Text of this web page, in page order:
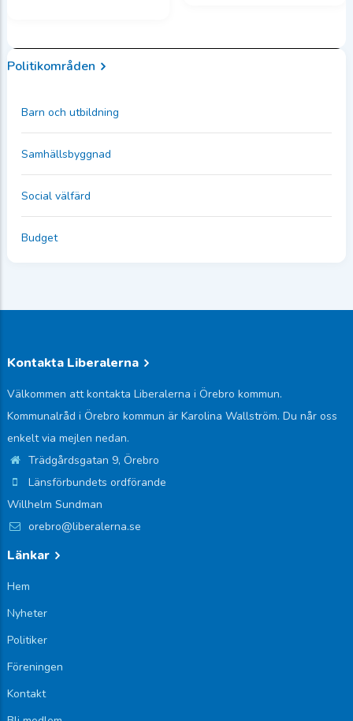
Politikområden
Barn och utbildning
Samhällsbyggnad
Social välfärd
Budget
Kontakta Liberalerna
Välkommen att kontakta Liberalerna i Örebro kommun.
Kommunalråd i Örebro kommun är Karolina Wallström. Du når oss
enkelt via mejlen nedan.
Trädgårdsgatan 9, Örebro
Länsförbundets ordförande
Willhelm Sundman
orebro@liberalerna.se
Länkar
Hem
Nyheter
Politiker
Föreningen
Kontakt